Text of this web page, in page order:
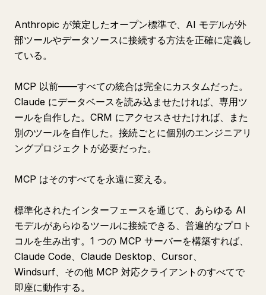
Anthropic が策定したオープン標準で、AI モデルが外
部ツールやデータソースに接続する方法を正確に定義し
ている。
MCP 以前——すべての統合は完全にカスタムだった。
Claude にデータベースを読み込ませたければ、専用ツ
ールを自作した。CRM にアクセスさせたければ、また
別のツールを自作した。接続ごとに個別のエンジニアリ
ングプロジェクトが必要だった。
MCP はそのすべてを永遠に変える。
標準化されたインターフェースを通じて、あらゆる AI
モデルがあらゆるツールに接続できる、普遍的なプロト
コルを生み出す。1 つの MCP サーバーを構築すれば、
Claude Code、Claude Desktop、Cursor、
Windsurf、その他 MCP 対応クライアントのすべてで
即座に動作する。